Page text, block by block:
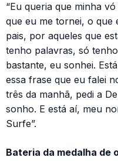
“Eu queria que minha
que eu me tornei, o que
pais, por aqueles que
tenho palavras, só
bastante, eu sonhei.
essa frase que eu falei
três da manhã, pedi a
sonho. E está aí, meu
Surfe”.
Bateria da medalha de